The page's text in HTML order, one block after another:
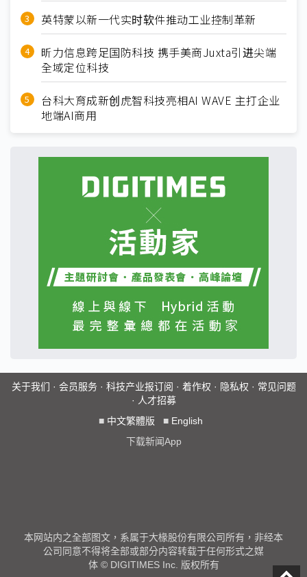
英特蒙以新一代实时软件推动工业控制革新
昕力信息跨足国防科技 携手美商Juxta引进尖端
全域定位科技
台科大育成新创虎智科技亮相AI WAVE 主打企业
地端AI商用
关于我们 · 会员服务· 科技产业报订阅 · 着作权 · 隐私权 · 常见问题
· 人才招募
■ 中文繁體版 ■ English
下载新闻App
本网站内之全部图文，系属于大椽股份有限公司所有，非经本
公司同意不得将全部或部分内容转载于任何形式之媒
体 © DIGITIMES Inc. 版权所有